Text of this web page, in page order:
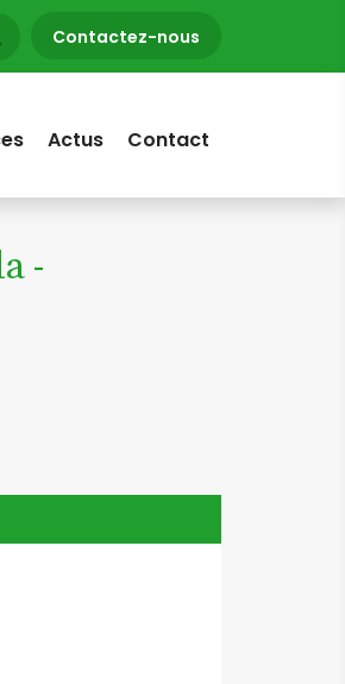
Contactez-nous
Actus Contact
-